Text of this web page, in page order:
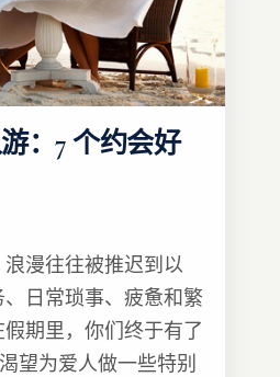
：7 个约会好
漫往往被推迟到以
日常琐事、疲惫和繁
期里，你们终于有了
望为爱人做一些特别